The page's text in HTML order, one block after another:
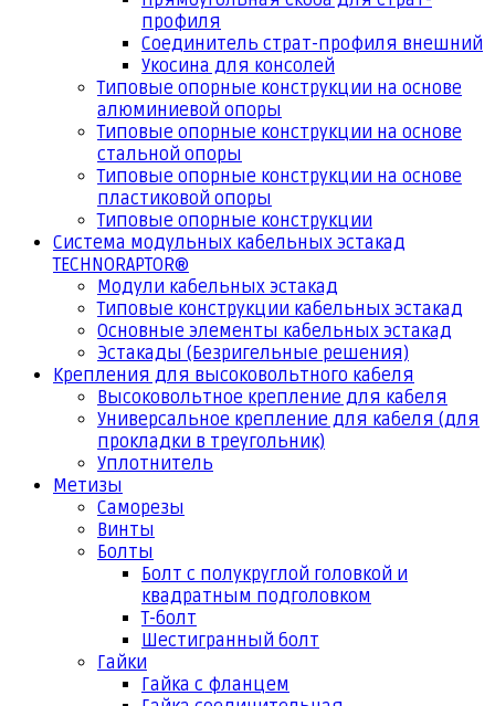
профиля
Соединитель страт-профиля внешний
Укосина для консолей
Типовые опорные конструкции на основе
алюминиевой опоры
Типовые опорные конструкции на основе
стальной опоры
Типовые опорные конструкции на основе
пластиковой опоры
Типовые опорные конструкции
Система модульных кабельных эстакад
TECHNORAPTOR®
Модули кабельных эстакад
Типовые конструкции кабельных эстакад
Основные элементы кабельных эстакад
Эстакады (Безригельные решения)
Крепления для высоковольтного кабеля
Высоковольтное крепление для кабеля
Универсальное крепление для кабеля (для
прокладки в треугольник)
Уплотнитель
Метизы
Саморезы
Винты
Болты
Болт с полукруглой головкой и
квадратным подголовком
Т-болт
Шестигранный болт
Гайки
Гайка с фланцем